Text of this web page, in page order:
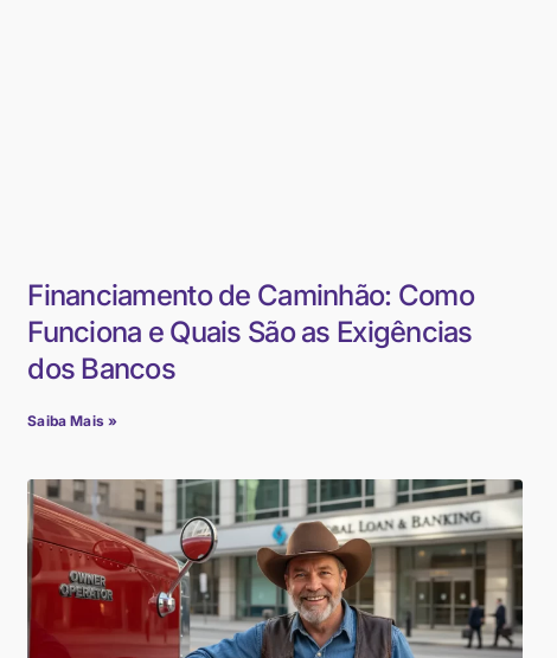
Financiamento de Caminhão: Como
Funciona e Quais São as Exigências
dos Bancos
Saiba Mais »